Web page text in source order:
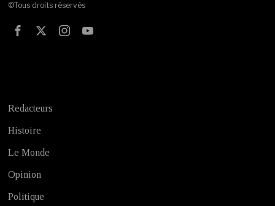
©Tous droits réservés
Redacteurs
Histoire
Le Monde
Opinion
Politique